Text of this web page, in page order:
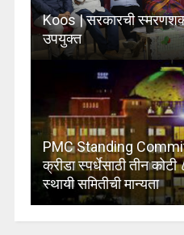
Koos | सरकारची
उपयुक्त
PMC Standing
क्रीडा स्पर्धेसाठी तीन
स्थायी समितीची मान्यता